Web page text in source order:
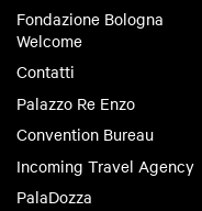
Fondazione Bologna
Welcome
Contatti
Palazzo Re Enzo
Convention Bureau
Incoming Travel Agency
PalaDozza